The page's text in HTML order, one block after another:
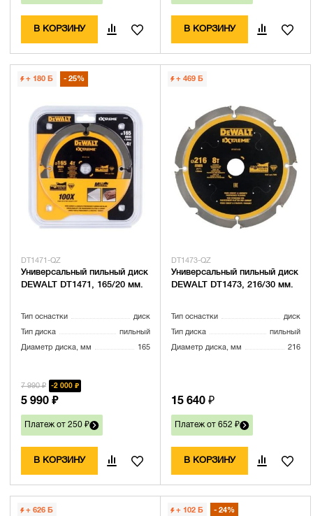
В КОРЗИНУ В КОРЗИНУ
+ 180 Б 25%
DT1471-QZ
Универсальный пильный диск
DEWALT DT1471, 165/20 мм.
Тип оснастки диск
Тип диска пильный
Диаметр диска, мм 165
7 990 ₽ 2 000 ₽
5 990 ₽
Платеж от 250 ₽
В КОРЗИНУ
+ 469 Б
DT1473-QZ
Универсальный пильный диск
DEWALT DT1473, 216/30 мм.
Тип оснастки диск
Тип диска пильный
Диаметр диска, мм 216
15 640 ₽
Платеж от 652 ₽
В КОРЗИНУ
+ 626 Б + 102 Б 24%